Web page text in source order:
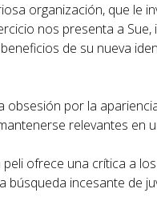
organización, que le
nos presenta a
de su nueva
obsesión por la
relevantes en
ofrece una crítica a
incesante de